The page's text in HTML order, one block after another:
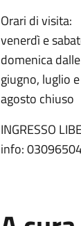
Orari di visita:
venerdì e
domenica
giugno, luglio
agosto chiuso
INGRESSO
info: